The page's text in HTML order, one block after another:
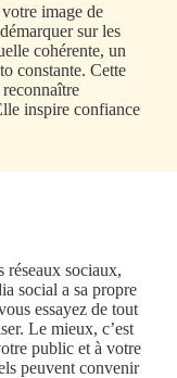
image de
sur les
cohérente, un
constante. Cette
inspire confiance
réseaux sociaux,
social a sa propre
essayez de tout
Le mieux, c’est
public et à votre
peuvent convenir